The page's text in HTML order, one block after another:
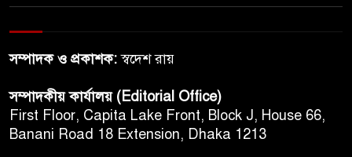
তরুণদের ‘দুঃখ-তথ্য-সম্পদ’ নিয়ে
চীনে কৃত্রিম বুদ্ধিমত্তার দাপট,
মানুষের চাকরি কি রোবটের দখলে
যাচ্ছে?
হাসিনাকে আশ্রয় দিয়ে ভারতের
সম্পাদক ও প্রকাশক:স্বদেশ রায়
সম্পাদকীয় কার্যালয় (Editorial Office)
First Floor, Capita Lake Front, Block J, House 66,
Banani Road 18 Extension, Dhaka 1213